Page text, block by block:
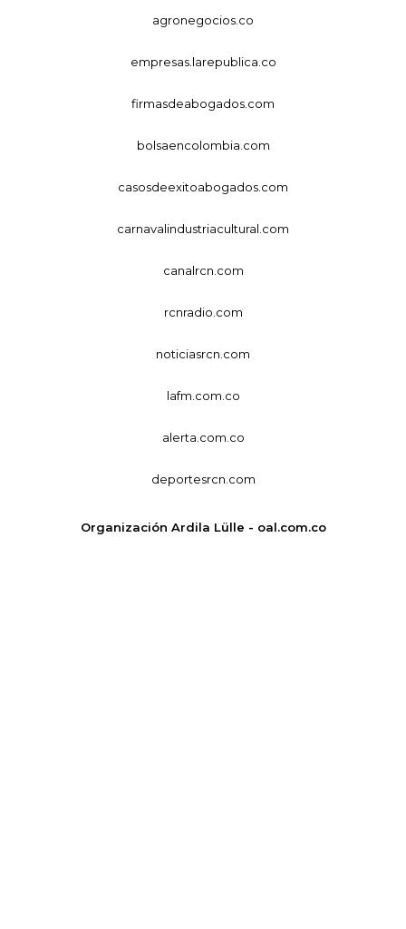
agronegocios.co
empresas.larepublica.co
firmasdeabogados.com
bolsaencolombia.com
casosdeexitoabogados.com
carnavalindustriacultural.com
canalrcn.com
rcnradio.com
noticiasrcn.com
lafm.com.co
alerta.com.co
deportesrcn.com
Organización Ardila Lülle - oal.com.co